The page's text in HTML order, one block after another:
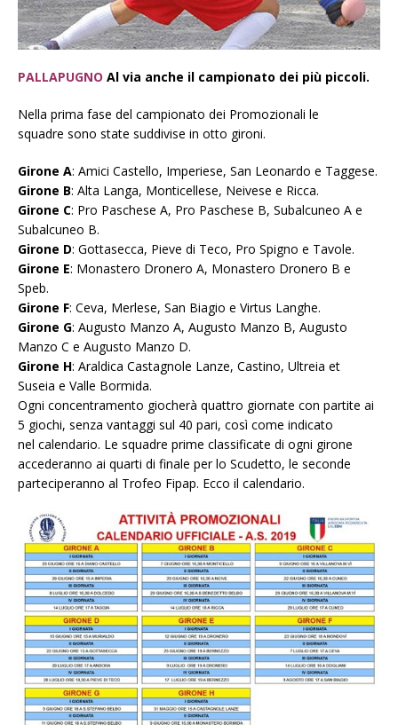
PALLAPUGNO Al via anche il campionato dei più piccoli.
Nella prima fase del campionato dei Promozionali le
squadre sono state suddivise in otto gironi.
Girone A: Amici Castello, Imperiese, San Leonardo e Taggese.
Girone B: Alta Langa, Monticellese, Neivese e Ricca.
Girone C: Pro Paschese A, Pro Paschese B, Subalcuneo A e
Subalcuneo B.
Girone D: Gottasecca, Pieve di Teco, Pro Spigno e Tavole.
Girone E: Monastero Dronero A, Monastero Dronero B e
Speb.
Girone F: Ceva, Merlese, San Biagio e Virtus Langhe.
Girone G: Augusto Manzo A, Augusto Manzo B, Augusto
Manzo C e Augusto Manzo D.
Girone H: Araldica Castagnole Lanze, Castino, Ultreia et
Suseia e Valle Bormida.
Ogni concentramento giocherà quattro giornate con partite ai
5 giochi, senza vantaggi sul 40 pari, così come indicato
nel calendario. Le squadre prime classificate di ogni girone
accederanno ai quarti di finale per lo Scudetto, le seconde
parteciperanno al Trofeo Fipap. Ecco il calendario.